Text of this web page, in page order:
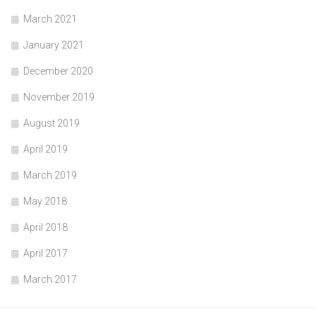
March 2021
January 2021
December 2020
November 2019
August 2019
April 2019
March 2019
May 2018
April 2018
April 2017
March 2017